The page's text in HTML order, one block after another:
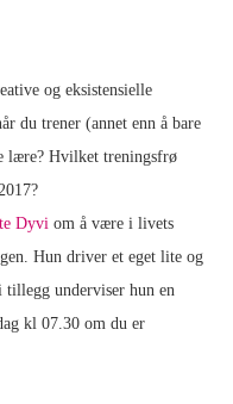
og eksistensielle
du trener (annet enn å bare
lære? Hvilket treningsfrø
Dyvi om å være i livets
Hun driver et eget lite og
underviser hun en
kl 07.30 om du er